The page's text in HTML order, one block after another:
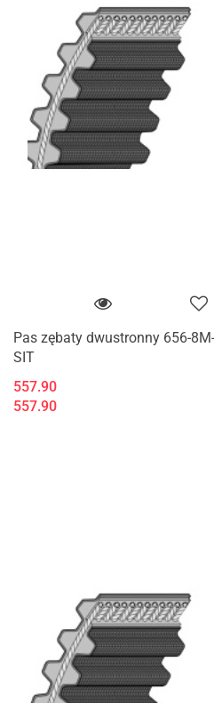
Pas zębaty dwustronny 656-
SIT
557.90
557.90